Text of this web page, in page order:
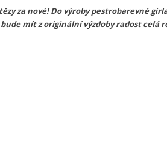
za nové! Do výroby pestrobarevné
mít z originální výzdoby radost celá